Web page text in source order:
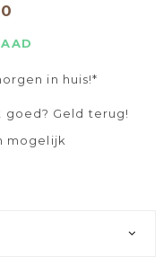
in huis!*
goed? Geld terug!
mogelijk